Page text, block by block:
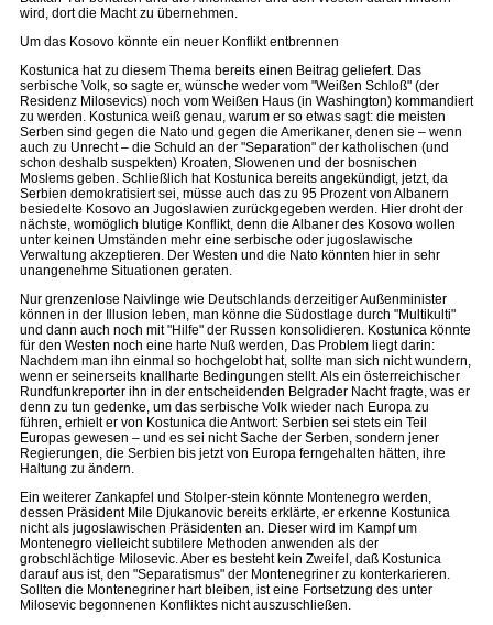
wird, dort die Macht zu übernehmen.
Um das Kosovo könnte ein neuer Konflikt entbrennen
Kostunica hat zu diesem Thema bereits einen Beitrag geliefert. Das
serbische Volk, so sagte er, wünsche weder vom "Weißen Schloß" (der
Residenz Milosevics) noch vom Weißen Haus (in Washington) kommandiert
zu werden. Kostunica weiß genau, warum er so etwas sagt: die meisten
Serben sind gegen die Nato und gegen die Amerikaner, denen sie – wenn
auch zu Unrecht – die Schuld an der "Separation" der katholischen (und
schon deshalb suspekten) Kroaten, Slowenen und der bosnischen
Moslems geben. Schließlich hat Kostunica bereits angekündigt, jetzt, da
Serbien demokratisiert sei, müsse auch das zu 95 Prozent von Albanern
besiedelte Kosovo an Jugoslawien zurückgegeben werden. Hier droht der
nächste, womöglich blutige Konflikt, denn die Albaner des Kosovo wollen
unter keinen Umständen mehr eine serbische oder jugoslawische
Verwaltung akzeptieren. Der Westen und die Nato könnten hier in sehr
unangenehme Situationen geraten.
Nur grenzenlose Naivlinge wie Deutschlands derzeitiger Außenminister
können in der Illusion leben, man könne die Südostlage durch "Multikulti"
und dann auch noch mit "Hilfe" der Russen konsolidieren. Kostunica könnte
für den Westen noch eine harte Nuß werden, Das Problem liegt darin:
Nachdem man ihn einmal so hochgelobt hat, sollte man sich nicht wundern,
wenn er seinerseits knallharte Bedingungen stellt. Als ein österreichischer
Rundfunkreporter ihn in der entscheidenden Belgrader Nacht fragte, was er
denn zu tun gedenke, um das serbische Volk wieder nach Europa zu
führen, erhielt er von Kostunica die Antwort: Serbien sei stets ein Teil
Europas gewesen – und es sei nicht Sache der Serben, sondern jener
Regierungen, die Serbien bis jetzt von Europa ferngehalten hätten, ihre
Haltung zu ändern.
Ein weiterer Zankapfel und Stolper-stein könnte Montenegro werden,
dessen Präsident Mile Djukanovic bereits erklärte, er erkenne Kostunica
nicht als jugoslawischen Präsidenten an. Dieser wird im Kampf um
Montenegro vielleicht subtilere Methoden anwenden als der
grobschlächtige Milosevic. Aber es besteht kein Zweifel, daß Kostunica
darauf aus ist, den "Separatismus" der Montenegriner zu konterkarieren.
Sollten die Montenegriner hart bleiben, ist eine Fortsetzung des unter
Milosevic begonnenen Konfliktes nicht auszuschließen.